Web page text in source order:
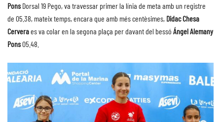
PonsDorsal 19 Pego, va travessar primer la línia de meta amb un registre
de 05.38, mateix temps, encara que amb més centèsimes, Didac Chesa
Cerveraes va colar en la segona plaça per davant del bessó Ángel Alemany
Pons05.48.